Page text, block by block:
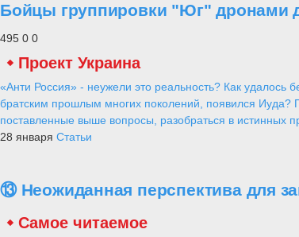
Бойцы группировки "Юг" дронами
495 0 0
Проект Украина
«Анти Россия» - неужели это реальность? Как удалось
братским прошлым многих поколений, появился Иуда?
поставленные выше вопросы, разобраться в истинных
28 января Статьи
⑬ Неожиданная перспектива для
Самое читаемое